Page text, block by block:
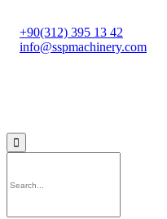
+90(312) 395 13 42
info@sspmachinery.com
